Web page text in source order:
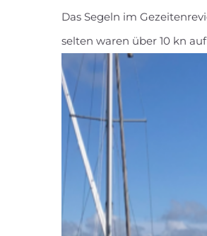
Das Segeln im
selten waren über 10 kn